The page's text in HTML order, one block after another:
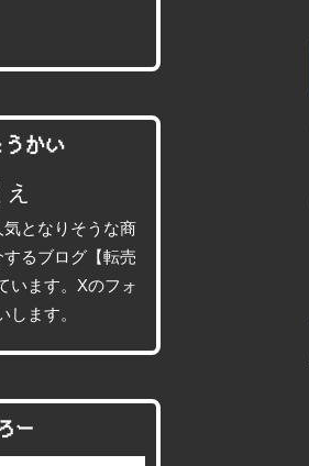
うかい
気となりそうな商
るブログ【転売
います。Xのフォ
します。
ー